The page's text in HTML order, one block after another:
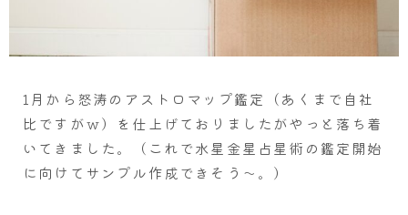
1月から怒涛のアストロマップ鑑定（あくまで自社
比ですがｗ）を仕上げておりましたがやっと落ち着
いてきました。（これで水星金星占星術の鑑定開始
に向けてサンプル作成できそう～。）